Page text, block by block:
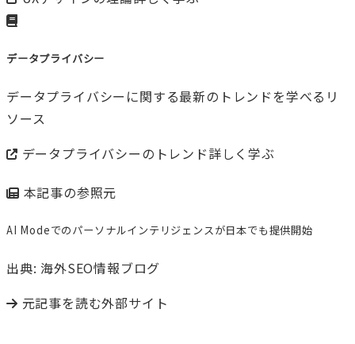
データプライバシー
データプライバシーに関する最新のトレンドを学べるリ
ソース
データプライバシーのトレンド詳しく学ぶ
本記事の参照元
AI Modeでのパーソナルインテリジェンスが日本でも提供開始
出典: 海外SEO情報ブログ
元記事を読む外部サイト